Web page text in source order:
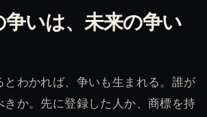
争いは、未来の争い
とわかれば、争いも生まれる。誰が
きか。先に登録した人か、商標を持